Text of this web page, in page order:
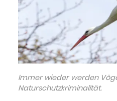
Immer wieder werden
Naturschutzkriminalität.